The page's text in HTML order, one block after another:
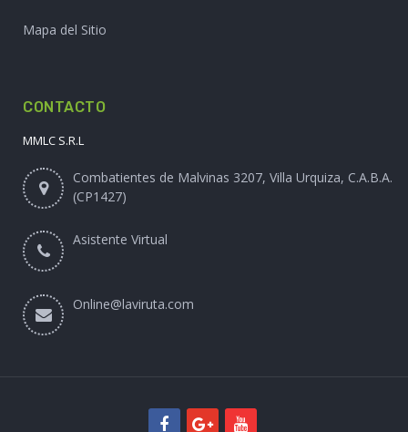
Mapa del Sitio
CONTACTO
MMLC S.R.L
Combatientes de Malvinas 3207, Villa Urquiza, C.A.B.A.
(CP1427)
Asistente Virtual
Online@laviruta.com